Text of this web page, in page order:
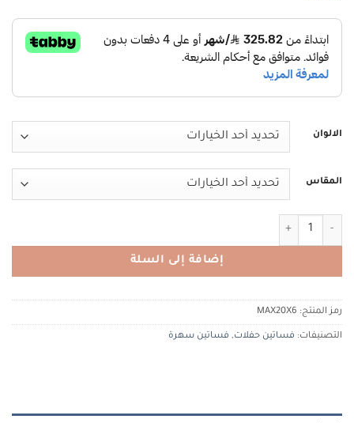
الالوان
المقاس
إضافة إلى السلة
رمز المنتج: MAX20X6
التصنيفات: فساتين حفلات, فساتين سهرة